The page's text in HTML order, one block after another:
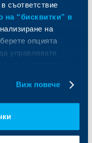
съответствие
на “бисквитки” в
на
опцията
управлявате
Виж повече
услуги
за собственици на фирми
институции и суверени
мениджмънт
брокер